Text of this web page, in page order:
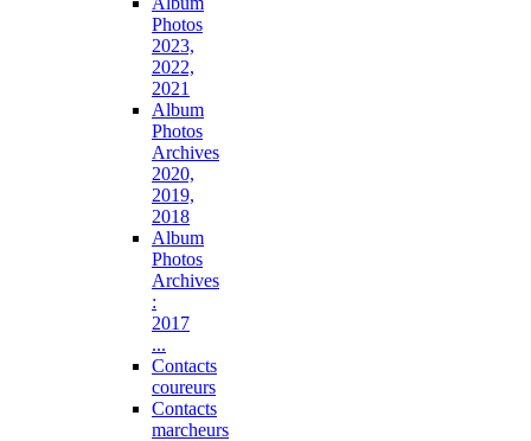
Photos
2023,
2022,
2021
Album
Photos
Archives
2020,
2019,
2018
Album
Photos
Archives
:
2017
...
Contacts
coureurs
Contacts
marcheurs